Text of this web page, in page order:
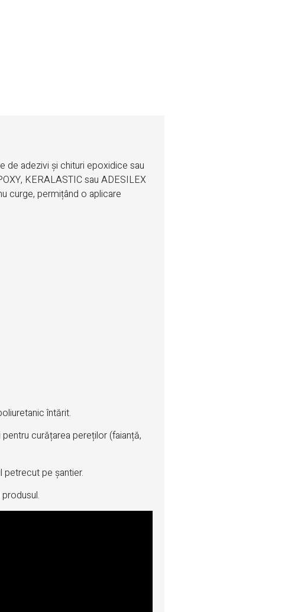
de adezivi și chituri epoxidice sau
KERALASTIC sau ADESILEX
curge, permițând o aplicare
întărit.
curățarea pereților (faianță,
pe șantier.